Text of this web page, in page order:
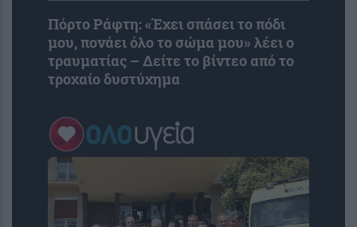
Πόρτο Ράφτη: «Έχει σπάσει το πόδι
μου, πονάει όλο το σώμα μου» λέει ο
τραυματίας – Δείτε το βίντεο από το
τροχαίο δυστύχημα